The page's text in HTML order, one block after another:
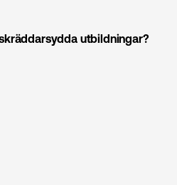
utbildningar?